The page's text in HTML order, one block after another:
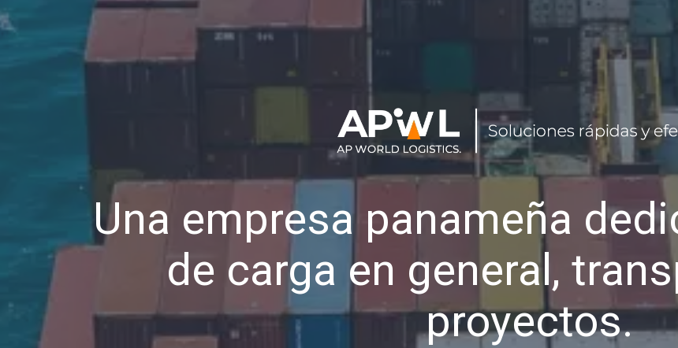
Una empresa panameña
de carga en general,
proyectos.